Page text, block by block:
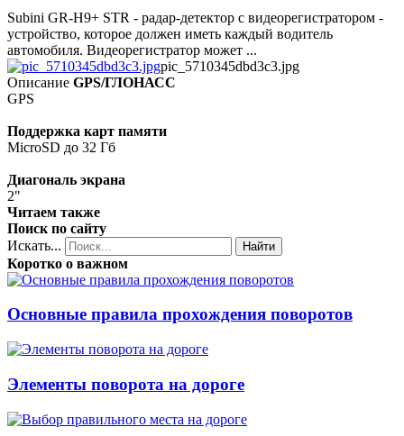
Subini GR-H9+ STR - радар-детектор с видеорегистратором -
устройство, которое должен иметь каждый водитель
автомобиля. Видеорегистратор может ...
pic_5710345dbd3c3.jpg
Описание GPS/ГЛОНАСС
GPS
Поддержка карт памяти
MicroSD до 32 Гб
Диагональ экрана
2"
Читаем также
Поиск по сайту
Искать...
Найти
Коротко о важном
Основные правила прохождения поворотов
Элементы поворота на дороге